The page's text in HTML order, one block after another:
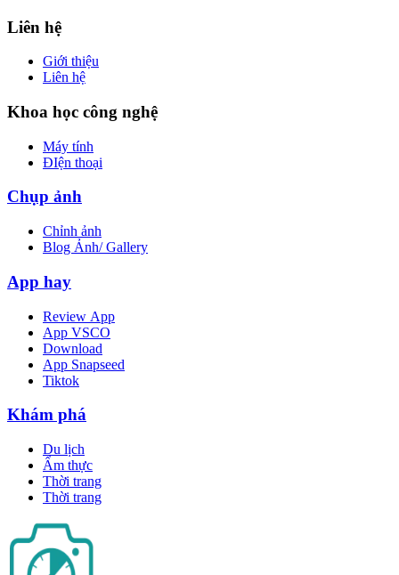
Liên hệ
Giới thiệu
Liên hệ
Khoa học công nghệ
Máy tính
ĐIện thoại
Chụp ảnh
Chỉnh ảnh
Blog Ảnh/ Gallery
App hay
Review App
App VSCO
Download
App Snapseed
Tiktok
Khám phá
Du lịch
Ẩm thực
Thời trang
Thời trang